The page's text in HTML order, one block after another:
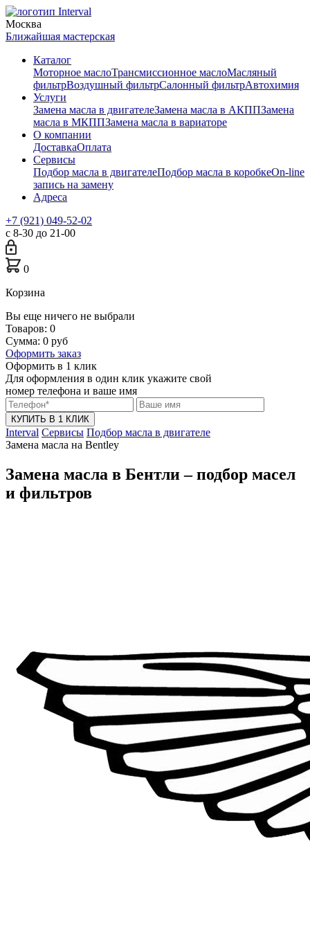
Москва
Ближайшая мастерская
Каталог
Моторное маслоТрансмиссионное маслоМасляный
фильтрВоздушный фильтрСалонный фильтрАвтохимия
Услуги
Замена масла в двигателеЗамена масла в АКППЗамена
масла в МКППЗамена масла в вариаторе
О компании
ДоставкаОплата
Сервисы
Подбор масла в двигателеПодбор масла в коробкеOn-line
запись на замену
Адреса
+7 (921) 049-52-02
с 8-30 до 21-00
0
Корзина
Вы еще ничего не выбрали
Товаров: 0
Сумма: 0 руб
Оформить заказ
Оформить в 1 клик
Для оформления в один клик укажите свой
номер телефона и ваше имя
КУПИТЬ В 1 КЛИК
Interval Сервисы Подбор масла в двигателе
Замена масла на Bentley
Замена масла в Бентли – подбор масел
и фильтров